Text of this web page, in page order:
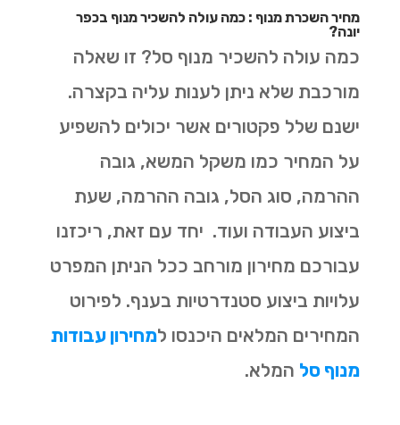
מחיר השכרת מנוף : כמה עולה להשכיר מנוף בכפר
יונה?
כמה עולה להשכיר מנוף סל? זו שאלה
מורכבת שלא ניתן לענות עליה בקצרה.
ישנם שלל פקטורים אשר יכולים להשפיע
על המחיר כמו משקל המשא, גובה
ההרמה, סוג הסל, גובה ההרמה, שעת
ביצוע העבודה ועוד. יחד עם זאת, ריכזנו
עבורכם מחירון מורחב ככל הניתן המפרט
עלויות ביצוע סטנדרטיות בענף. לפירוט
המחירים המלאים היכנסו למחירון עבודות
מנוף סל המלא.